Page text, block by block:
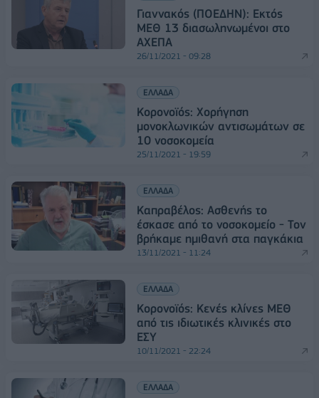
Γιαννακός (ΠΟΕΔΗΝ): Εκτός
ΜΕΘ 13 διασωληνωμένοι στο
ΑΧΕΠΑ
26/11/2021 - 09:28
ΕΛΛΑΔΑ
Κορονοϊός: Χορήγηση
μονοκλωνικών αντισωμάτων σε
10 νοσοκομεία
25/11/2021 - 19:59
ΕΛΛΑΔΑ
Καπραβέλος: Ασθενής το
έσκασε από το νοσοκομείο - Τον
βρήκαμε ημιθανή στα παγκάκια
13/11/2021 - 11:24
ΕΛΛΑΔΑ
Κορονοϊός: Κενές κλίνες ΜΕΘ
από τις ιδιωτικές κλινικές στο
ΕΣΥ
10/11/2021 - 22:24
ΕΛΛΑΔΑ